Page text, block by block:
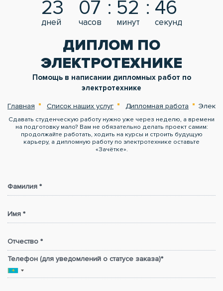
23
дней
07
часов
52
минут
46
секунд
ДИПЛОМ ПО
ЭЛЕКТРОТЕХНИКЕ
Помощь в написании дипломных работ по
электротехнике
Главная Список наших услуг Дипломная работа
Сдавать студенческую работу нужно уже через неделю, а времени
на подготовку мало? Вам не обязательно делать проект самим:
продолжайте работать, ходить на курсы и строить будущую
карьеру, а дипломную работу по электротехнике оставьте
«Зачётке».
Фамилия *
Имя *
Отчество *
Телефон (для уведомлений о статусе заказа)*